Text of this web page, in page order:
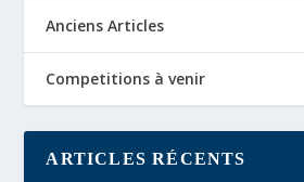
Anciens Articles
Competitions à venir
ARTICLES RÉCENTS